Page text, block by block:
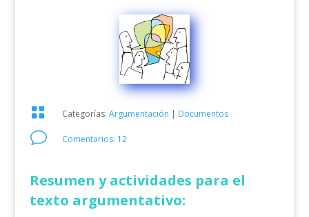
 Categorías: Argumentación | Documentos
v Comentarios: 12
Resumen y actividades para el
texto argumentativo: